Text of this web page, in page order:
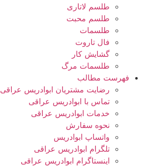
طلسم لاتاری
طلسم محبت
طلسمات
فال تاروت
گشایش کار
طلسمات مرگ
فهرست مطالب
رضایت مشتریان ابوادریس عراقی
تماس با ابوادریس عراقی
خدمات ابوادریس عراقی
نحوه سفارش
واتساپ ابوادریس
تلگرام ابوادریس عراقی
اینستاگرام ابوادریس عراقی